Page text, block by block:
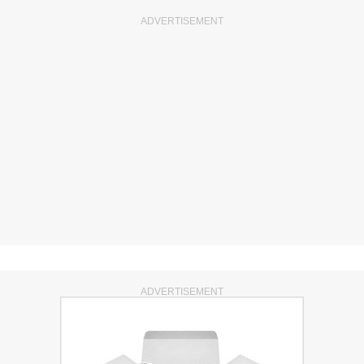
ADVERTISEMENT
ADVERTISEMENT